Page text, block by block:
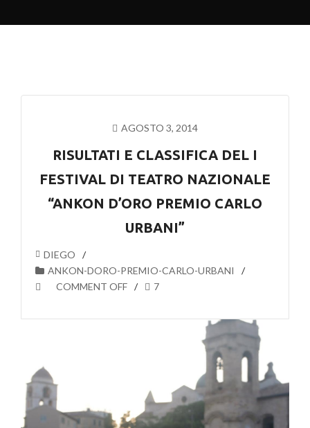
AGOSTO 3, 2014
RISULTATI E CLASSIFICA DEL I
FESTIVAL DI TEATRO NAZIONALE
“ANKON D’ORO PREMIO CARLO
URBANI”
DIEGO
ANKON-DORO-PREMIO-CARLO-URBANI
COMMENT OFF
7